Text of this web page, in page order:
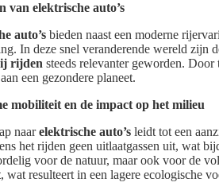
van elektrische auto’s
auto’s bieden naast een moderne
In deze snel veranderende wereld zijn
rijden steeds relevanter geworden.
een gezondere planeet.
mobiliteit en de impact op het milieu
naarelektrische auto’s leidt tot een
het rijden geen uitlaatgassen uit, wat
voor de natuur, maar ook voor de
, wat resulteert in een lagere ecologische